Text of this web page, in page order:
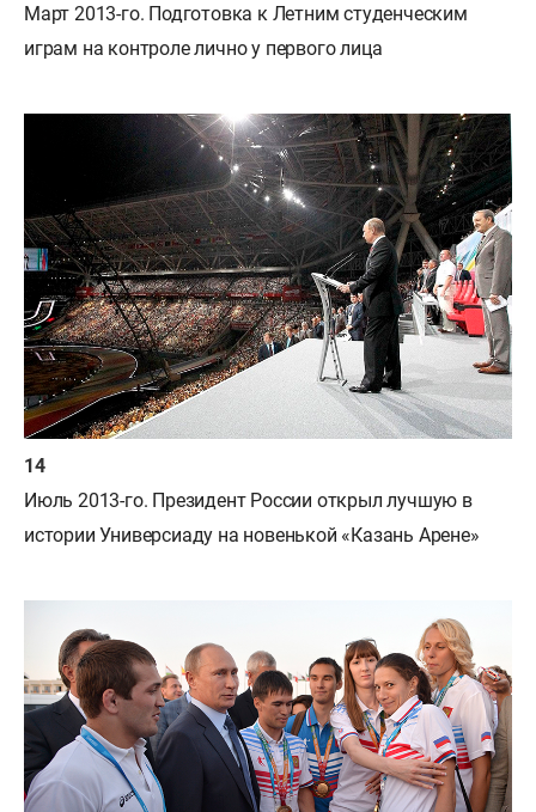
Март 2013-го. Подготовка к Летним студенческим
играм на контроле лично у первого лица
Июль 2013-го. Президент России открыл лучшую в
истории Универсиаду на новенькой «Казань Арене»